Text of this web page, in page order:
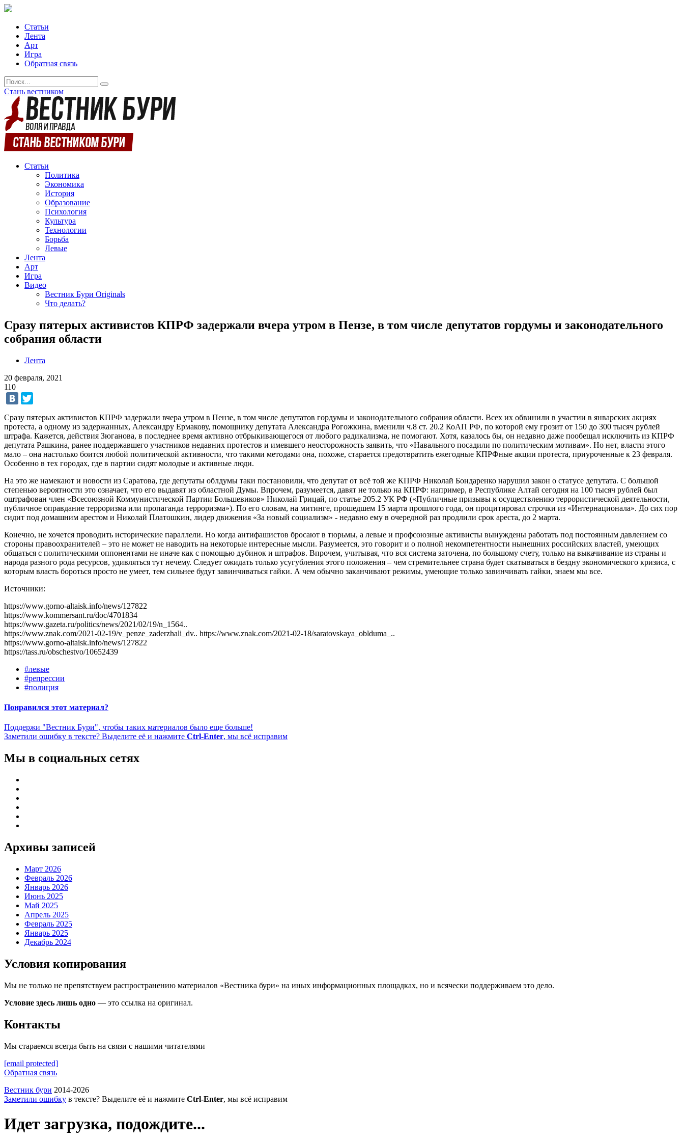
Статьи
Лента
Арт
Игра
Обратная связь
Стань вестником
Статьи
Политика
Экономика
История
Образование
Психология
Культура
Технологии
Борьба
Левые
Лента
Арт
Игра
Видео
Вестник Бури Originals
Что делать?
Сразу пятерых активистов КПРФ задержали вчера утром в Пензе, в том числе депутатов гордумы и законодательного
собрания области
Лента
20 февраля, 2021
110
Сразу пятерых активистов КПРФ задержали вчера утром в Пензе, в том числе депутатов гордумы и законодательного собрания области. Всех их обвинили в участии в январских акциях
протеста, а одному из задержанных, Александру Ермакову, помощнику депутата Александра Рогожкина, вменили ч.8 ст. 20.2 КоАП РФ, по которой ему грозит от 150 до 300 тысяч рублей
штрафа. Кажется, действия Зюганова, в последнее время активно отбрыкивающегося от любого радикализма, не помогают. Хотя, казалось бы, он недавно даже пообещал исключить из КПРФ
депутата Рашкина, ранее поддержавшего участников недавних протестов и имевшего неосторожность заявить, что «Навального посадили по политическим мотивам». Но нет, власти этого
мало – она настолько боится любой политической активности, что такими методами она, похоже, старается предотвратить ежегодные КПРФные акции протеста, приуроченные к 23 февраля.
Особенно в тех городах, где в партии сидят молодые и активные люди.
На это же намекают и новости из Саратова, где депутаты облдумы таки постановили, что депутат от всё той же КПРФ Николай Бондаренко нарушил закон о статусе депутата. С большой
степенью вероятности это означает, что его выдавят из областной Думы. Впрочем, разумеется, давят не только на КПРФ: например, в Республике Алтай сегодня на 100 тысяч рублей был
оштрафован член «Всесоюзной Коммунистической Партии Большевиков» Николай Грицай, по статье 205.2 УК РФ («Публичные призывы к осуществлению террористической деятельности,
публичное оправдание терроризма или пропаганда терроризма»). По его словам, на митинге, прошедшем 15 марта прошлого года, он процитировал строчки из «Интернационала». До сих пор
сидит под домашним арестом и Николай Платошкин, лидер движения «За новый социализм» - недавно ему в очередной раз продлили срок ареста, до 2 марта.
Конечно, не хочется проводить исторические параллели. Но когда антифашистов бросают в тюрьмы, а левые и профсоюзные активисты вынуждены работать под постоянным давлением со
стороны правоохранителей – это не может не наводить на некоторые интересные мысли. Разумеется, это говорит и о полной некомпетентности нынешних российских властей, умеющих
общаться с политическими оппонентами не иначе как с помощью дубинок и штрафов. Впрочем, учитывая, что вся система заточена, по большому счету, только на выкачивание из страны и
народа разного рода ресурсов, удивляться тут нечему. Следует ожидать только усугубления этого положения – чем стремительнее страна будет скатываться в бездну экономического кризиса, с
которым власть бороться просто не умеет, тем сильнее будут завинчиваться гайки. А чем обычно заканчивают режимы, умеющие только завинчивать гайки, знаем мы все.
Источники:
https://www.gorno-altaisk.info/news/127822
https://www.kommersant.ru/doc/4701834
https://www.gazeta.ru/politics/news/2021/02/19/n_1564..
https://www.znak.com/2021-02-19/v_penze_zaderzhali_dv.. https://www.znak.com/2021-02-18/saratovskaya_oblduma_..
https://www.gorno-altaisk.info/news/127822
https://tass.ru/obschestvo/10652439
#левые
#репрессии
#полиция
Понравился этот материал?
Поддержи "Вестник Бури", чтобы таких материалов было еще больше!
Заметили ошибку в тексте? Выделите её и нажмите Ctrl-Enter, мы всё исправим
Мы в социальных сетях
Архивы записей
Март 2026
Февраль 2026
Январь 2026
Июнь 2025
Май 2025
Апрель 2025
Февраль 2025
Январь 2025
Декабрь 2024
Условия копирования
Мы не только не препятствуем распространению материалов «Вестника бури» на иных информационных площадках, но и всячески поддерживаем это дело.
Условие здесь лишь одно — это ссылка на оригинал.
Контакты
Мы стараемся всегда быть на связи с нашими читателями
[email protected]
Обратная связь
Вестник бури 2014-2026
Заметили ошибку в тексте? Выделите её и нажмите Ctrl-Enter, мы всё исправим
Идет загрузка, подождите...